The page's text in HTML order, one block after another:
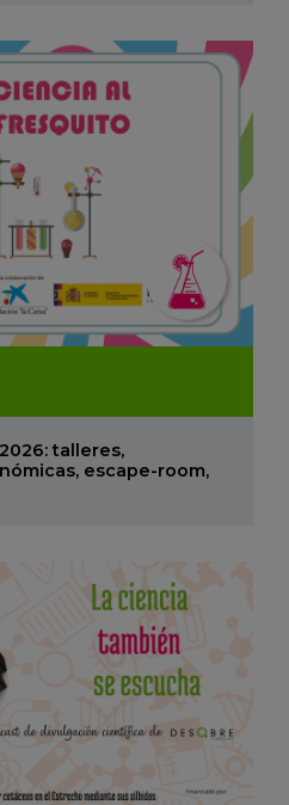
talleres,
escape-room,